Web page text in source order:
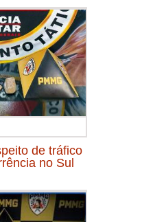
de tráfico
no Sul